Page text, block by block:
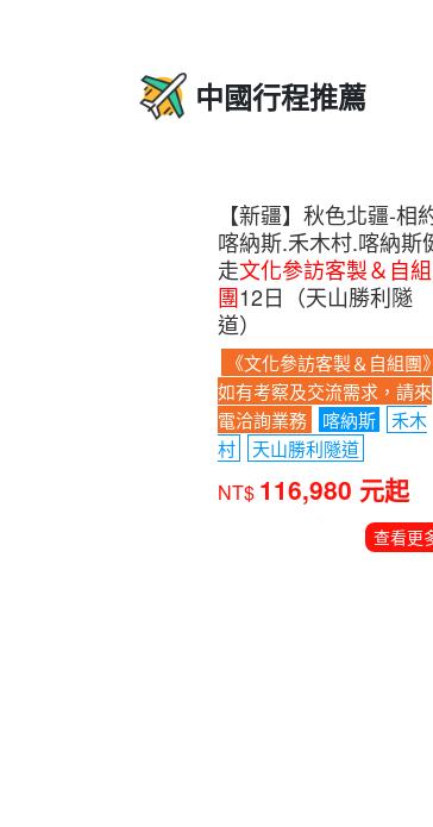
中國行程推薦
【新疆】秋色北疆-相約
喀納斯.禾木村.喀納斯健
走文化參訪客製＆自組
團12日（天山勝利隧
道）
《文化參訪客製＆自組團》
喀納斯
禾木